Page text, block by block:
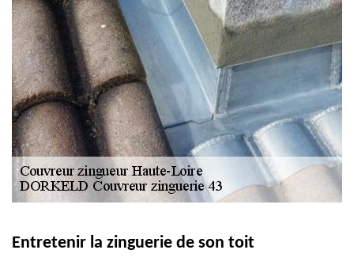
Entretenir la zinguerie de son toit